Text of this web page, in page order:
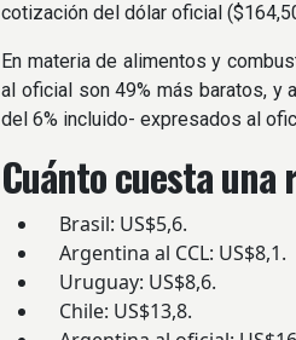
cotización del dólar oficial
En materia de alimentos y
al oficial son 49% más baratos, y
del 6% incluido- expresados al
Cuánto cuesta
Brasil: US$5,6.
Argentina al CCL: US$8,1.
Uruguay: US$8,6.
Chile: US$13,8.